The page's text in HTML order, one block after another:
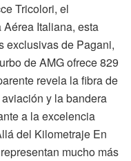
Tricolori, el
Italiana, esta
exclusivas de Pagani,
de AMG ofrece 829
revela la fibra de
y la bandera
a la excelencia
del Kilometraje En
mucho más